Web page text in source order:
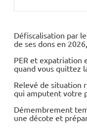
Défiscalisation par
de ses dons en
PER et expatriation
quand vous quittez
Relevé de situation
qui amputent votre
Démembrement
une décote et